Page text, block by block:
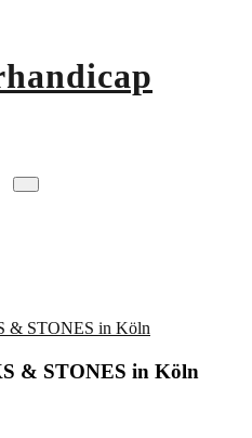
& STONES in Köln
& STONES in Köln